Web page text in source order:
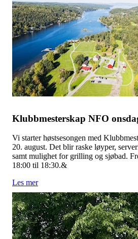
Klubbmesterskap NFO
Vi starter høstsesongen med
20. august. Det blir raske løyper,
samt mulighet for grilling og sjøbad.
18:00 til 18:30.&
Les mer